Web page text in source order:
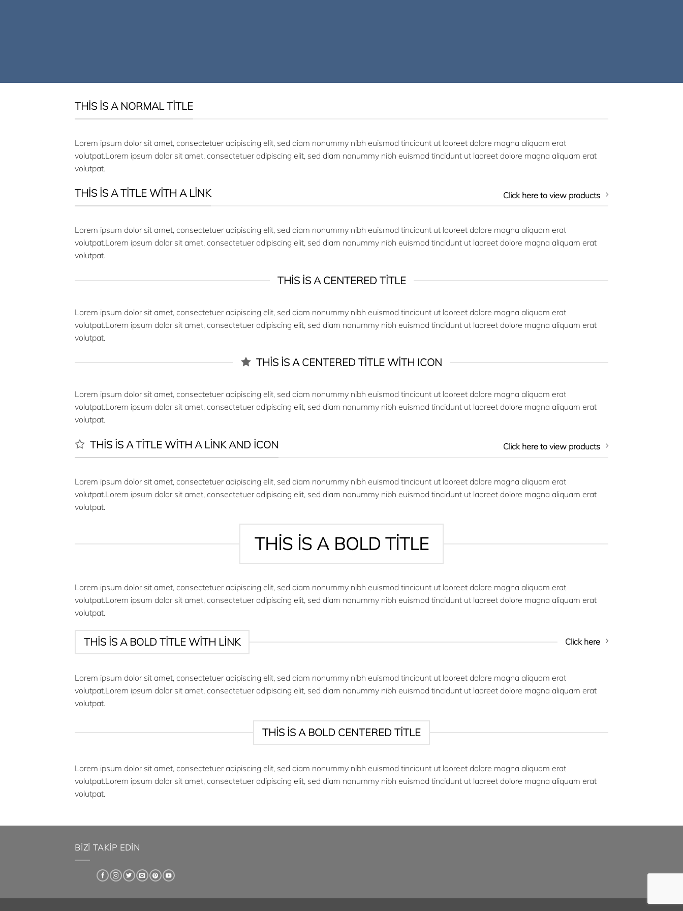
THIS IS A NORMAL TITLE
Lorem ipsum dolor sit amet, consectetuer adipiscing elit, sed diam nonummy nibh euismod tincidunt ut laoreet dolore magna aliquam erat
volutpat.Lorem ipsum dolor sit amet, consectetuer adipiscing elit, sed diam nonummy nibh euismod tincidunt ut laoreet dolore magna aliquam erat
volutpat.
THIS IS A TITLE WITH A LINK Click here to view products
Lorem ipsum dolor sit amet, consectetuer adipiscing elit, sed diam nonummy nibh euismod tincidunt ut laoreet dolore magna aliquam erat
volutpat.Lorem ipsum dolor sit amet, consectetuer adipiscing elit, sed diam nonummy nibh euismod tincidunt ut laoreet dolore magna aliquam erat
volutpat.
THIS IS A CENTERED TITLE
Lorem ipsum dolor sit amet, consectetuer adipiscing elit, sed diam nonummy nibh euismod tincidunt ut laoreet dolore magna aliquam erat
volutpat.Lorem ipsum dolor sit amet, consectetuer adipiscing elit, sed diam nonummy nibh euismod tincidunt ut laoreet dolore magna aliquam erat
volutpat.
THIS IS A CENTERED TITLE WITH ICON
Lorem ipsum dolor sit amet, consectetuer adipiscing elit, sed diam nonummy nibh euismod tincidunt ut laoreet dolore magna aliquam erat
volutpat.Lorem ipsum dolor sit amet, consectetuer adipiscing elit, sed diam nonummy nibh euismod tincidunt ut laoreet dolore magna aliquam erat
volutpat.
THIS IS A TITLE WITH A LINK AND ICON Click here to view products
Lorem ipsum dolor sit amet, consectetuer adipiscing elit, sed diam nonummy nibh euismod tincidunt ut laoreet dolore magna aliquam erat
volutpat.Lorem ipsum dolor sit amet, consectetuer adipiscing elit, sed diam nonummy nibh euismod tincidunt ut laoreet dolore magna aliquam erat
volutpat.
THIS IS A BOLD TITLE
Lorem ipsum dolor sit amet, consectetuer adipiscing elit, sed diam nonummy nibh euismod tincidunt ut laoreet dolore magna aliquam erat
volutpat.Lorem ipsum dolor sit amet, consectetuer adipiscing elit, sed diam nonummy nibh euismod tincidunt ut laoreet dolore magna aliquam erat
volutpat.
THIS IS A BOLD TITLE WITH LINK Click here
Lorem ipsum dolor sit amet, consectetuer adipiscing elit, sed diam nonummy nibh euismod tincidunt ut laoreet dolore magna aliquam erat
volutpat.Lorem ipsum dolor sit amet, consectetuer adipiscing elit, sed diam nonummy nibh euismod tincidunt ut laoreet dolore magna aliquam erat
volutpat.
THIS IS A BOLD CENTERED TITLE
Lorem ipsum dolor sit amet, consectetuer adipiscing elit, sed diam nonummy nibh euismod tincidunt ut laoreet dolore magna aliquam erat
volutpat.Lorem ipsum dolor sit amet, consectetuer adipiscing elit, sed diam nonummy nibh euismod tincidunt ut laoreet dolore magna aliquam erat
volutpat.
BIZI TAKIP EDIN